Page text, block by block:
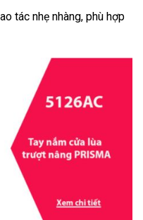
tác nhẹ nhàng, phù hợp